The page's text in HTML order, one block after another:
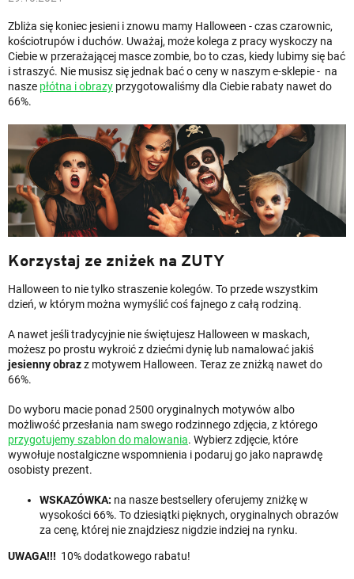
Zbliża się koniec jesieni i znowu mamy Halloween - czas czarownic,
kościotrupów i duchów. Uważaj, może kolega z pracy wyskoczy na
Ciebie w przerażającej masce zombie, bo to czas, kiedy lubimy się bać
i straszyć. Nie musisz się jednak bać o ceny w naszym e-sklepie - na
nasze płótna i obrazy przygotowaliśmy dla Ciebie rabaty nawet do
66%.
Korzystaj ze zniżek na ZUTY
Halloween to nie tylko straszenie kolegów. To przede wszystkim
dzień, w którym można wymyślić coś fajnego z całą rodziną.
A nawet jeśli tradycyjnie nie świętujesz Halloween w maskach,
możesz po prostu wykroić z dziećmi dynię lub namalować jakiś
jesienny obrazz motywem Halloween. Teraz ze zniżką nawet do
66%.
Do wyboru macie ponad 2500 oryginalnych motywów albo
możliwość przesłania nam swego rodzinnego zdjęcia, z którego
przygotujemy szablon do malowania. Wybierz zdjęcie, które
wywołuje nostalgiczne wspomnienia i podaruj go jako naprawdę
osobisty prezent.
WSKAZÓWKA: na nasze bestsellery oferujemy zniżkę w
wysokości 66%. To dziesiątki pięknych, oryginalnych obrazów
za cenę, której nie znajdziesz nigdzie indziej na rynku.
UWAGA!!! 10% dodatkowego rabatu!